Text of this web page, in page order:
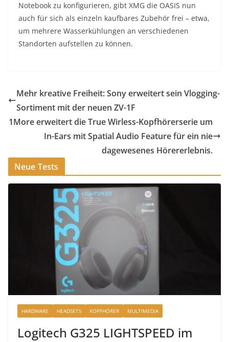
Notebook zu konfigurieren, gibt XMG die OASIS nun
auch für sich als einzeln kaufbares Zubehör frei – etwa,
um mehrere Wasserkühlungen an verschiedenen
Standorten aufstellen zu können.
Mehr kreative Freiheit: Sony erweitert sein Vlogging-
Sortiment mit der neuen ZV-1F
1More erweitert die True Wirless-Kopfhörerserie um
In-Ears mit Spatial Audio Feature für ein nie
dagewesenes Hörererlebnis.
Neue Tests
HARDWARE HEADSETS KOPFHÖRER MULTIMEDIA
Logitech G325 LIGHTSPEED im